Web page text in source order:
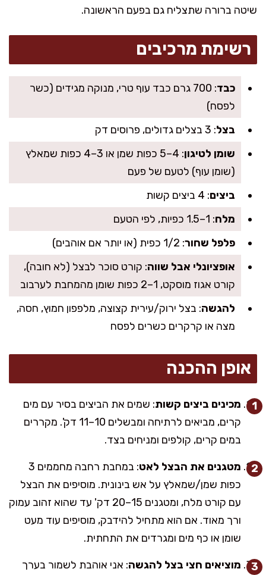
שיטה ברורה שתצליח גם בפעם הראשונה.
רשימת מרכיבים
כבד
: 700 גרם כבד עוף טרי, מנוקה מגידים (כשר
לפסח)
בצל: 3 בצלים גדולים, פרוסים דק
שומן לטיגון
: 4–5 כפות שמן או 3–4 כפות שמאלץ
(שומן עוף) לטעם של פעם
ביצים: 4 ביצים קשות
מלח: 1–1.5 כפיות, לפי הטעם
פלפל שחור: 1/2 כפית (או יותר אם אוהבים)
אופציונלי אבל שווה: קורט סוכר לבצל (לא חובה),
קורט אגוז מוסקט, 1–2 כפות שומן מהמחבת לערבוב
להגשה: בצל ירוק/עירית קצוצה, מלפפון חמוץ, חסה,
מצה או קרקרים כשרים לפסח
אופן ההכנה
מכינים ביצים קשות: שמים את הביצים בסיר עם מים
קרים, מביאים לרתיחה ומבשלים 10–11 דק'. מקררים
במים קרים, קולפים ומניחים בצד.
מטגנים את הבצל לאט
: במחבת רחבה מחממים 3
כפות שמן/שמאלץ על אש בינונית. מוסיפים את הבצל
עם קורט מלח, ומטגנים 15–20 דק' עד שהוא זהוב עמוק
ורך מאוד. אם הוא מתחיל להידבק, מוסיפים עוד מעט
שומן או כף מים ומגרדים את התחתית.
מוציאים חצי בצל להגשה: אני אוהבת לשמור בערך